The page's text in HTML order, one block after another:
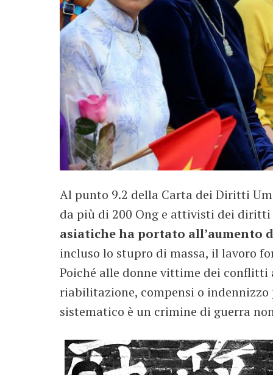
Al punto 9.2 della Carta dei Diritti
da più di 200 Ong e attivisti dei
asiatiche ha portato
incluso lo stupro di massa, il lavoro
Poiché alle donne vittime dei
riabilitazione, compensi o
sistematico è un crimine di guerra